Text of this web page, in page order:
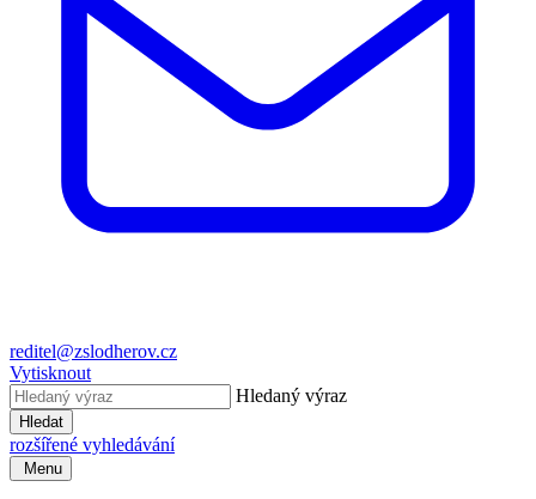
reditel@zslodherov.cz
Vytisknout
Hledaný výraz
Hledat
rozšířené vyhledávání
Menu